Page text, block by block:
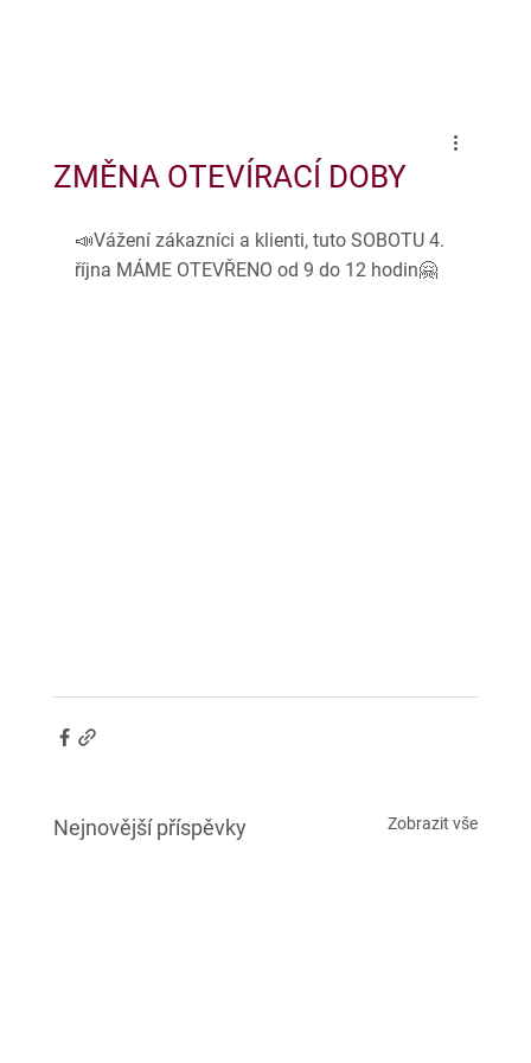
ZMĚNA OTEVÍRACÍ DOBY
📣Vážení zákazníci a klienti, tuto SOBOTU 4.
října MÁME OTEVŘENO od 9 do 12 hodin🤗
Nejnovější příspěvky Zobrazit vše